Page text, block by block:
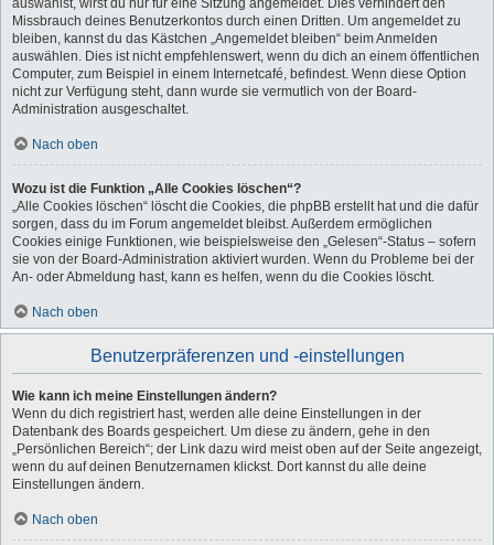
auswählst, wirst du nur für eine Sitzung angemeldet. Dies verhindert den
Missbrauch deines Benutzerkontos durch einen Dritten. Um angemeldet zu
bleiben, kannst du das Kästchen „Angemeldet bleiben“ beim Anmelden
auswählen. Dies ist nicht empfehlenswert, wenn du dich an einem öffentlichen
Computer, zum Beispiel in einem Internetcafé, befindest. Wenn diese Option
nicht zur Verfügung steht, dann wurde sie vermutlich von der Board-
Administration ausgeschaltet.
Nach oben
Wozu ist die Funktion „Alle Cookies löschen“?
„Alle Cookies löschen“ löscht die Cookies, die phpBB erstellt hat und die dafür
sorgen, dass du im Forum angemeldet bleibst. Außerdem ermöglichen
Cookies einige Funktionen, wie beispielsweise den „Gelesen“-Status – sofern
sie von der Board-Administration aktiviert wurden. Wenn du Probleme bei der
An- oder Abmeldung hast, kann es helfen, wenn du die Cookies löscht.
Nach oben
Benutzerpräferenzen und -einstellungen
Wie kann ich meine Einstellungen ändern?
Wenn du dich registriert hast, werden alle deine Einstellungen in der
Datenbank des Boards gespeichert. Um diese zu ändern, gehe in den
„Persönlichen Bereich“; der Link dazu wird meist oben auf der Seite angezeigt,
wenn du auf deinen Benutzernamen klickst. Dort kannst du alle deine
Einstellungen ändern.
Nach oben